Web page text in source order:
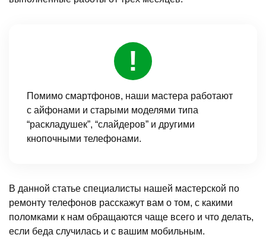
Помимо смартфонов, наши мастера работают
с айфонами и старыми моделями типа
“раскладушек”, “слайдеров” и другими
кнопочными телефонами.
В данной статье специалисты нашей мастерской по
ремонту телефонов расскажут вам о том, с какими
поломками к нам обращаются чаще всего и что делать,
если беда случилась и с вашим мобильным.